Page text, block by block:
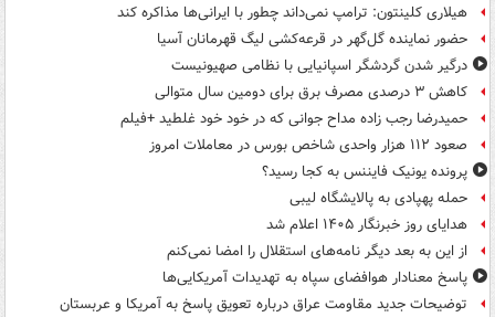
هیلاری کلینتون: ترامپ نمی‌داند چطور با ایرانی‌ها مذاکره کند
حضور نماینده گل‌گهر در قرعه‌کشی لیگ قهرمانان آسیا
درگیر شدن گردشگر اسپانیایی با نظامی صهیونیست
کاهش ۳ درصدی مصرف برق برای دومین سال متوالی
حمیدرضا رجب زاده مداح جوانی که در خود خود غلطید +فیلم
صعود ۱۱۲ هزار واحدی شاخص بورس در معاملات امروز
پرونده یونیک فایننس به کجا رسید؟
حمله پهپادی به پالایشگاه لیبی
هدایای روز خبرنگار ۱۴۰۵ اعلام شد
از این به بعد دیگر نامه‌های استقلال را امضا نمی‌کنم
پاسخ معنادار هوافضای سپاه به تهدیدات آمریکایی‌ها
توضیحات جدید مقاومت عراق درباره تعویق پاسخ به آمریکا و عربستان